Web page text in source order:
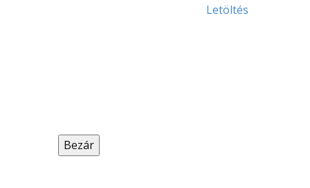
Letöltés
Bezár